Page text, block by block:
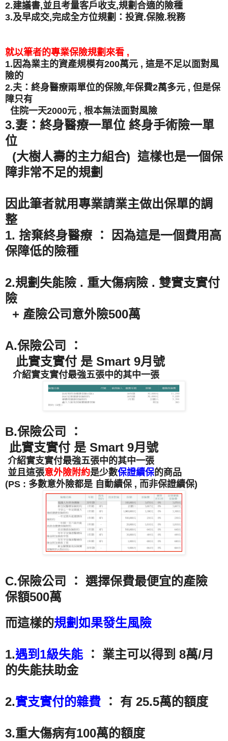
2.建議書,並且考量客戶收支,規劃合適的險種
3.及早成交,完成全方位規劃：投資.保險.稅務
就以筆者的專業保險規劃來看 ,
1.因為業主的資產規模有200萬元 , 這是不足以面對風
險的
2.夫：終身醫療兩單位的保險,年保費2萬多元 , 但是保
障只有
住院一天2000元 , 根本無法面對風險
3.妻：終身醫療一單位 終身手術險一單
位
(大樹人壽的主力組合) 這樣也是一個保
障非常不足的規劃
因此筆者就用專業請業主做出保單的調
整
1. 捨棄終身醫療 ： 因為這是一個費用高
保障低的險種
2.規劃失能險 . 重大傷病險 . 雙實支實付
險
+ 產險公司意外險500萬
A.保險公司 ：
此實支實付 是 Smart 9月號
介紹實支實付最強五張中的其中一張
B.保險公司 ：
此實支實付 是 Smart 9月號
介紹實支實付最強五張中的其中一張
並且這張意外險附約是少數保證續保的商品
(PS : 多數意外險都是 自動續保 , 而非保證續保)
C.保險公司 ： 選擇保費最便宜的產險
保額500萬
而這樣的規劃如果發生風險
1.遇到1級失能： 業主可以得到 8萬/月
的失能扶助金
2.實支實付的雜費 ： 有 25.5萬的額度
3.重大傷病有100萬的額度